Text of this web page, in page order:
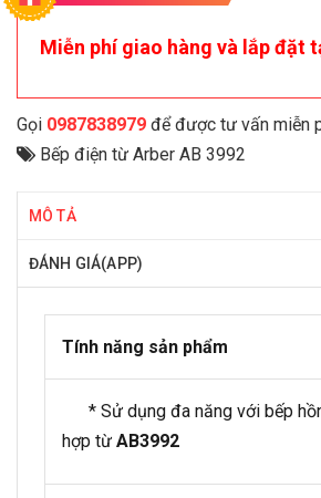
Miễn phí giao hàng và lắp đặt
Gọi 0987838979 để được tư vấn miễn
Bếp điện từ Arber AB 3992
MÔ TẢ
ĐÁNH GIÁ(APP)
Tính năng sản phẩm
* Sử dụng đa năng với bếp
hợp từ AB3992